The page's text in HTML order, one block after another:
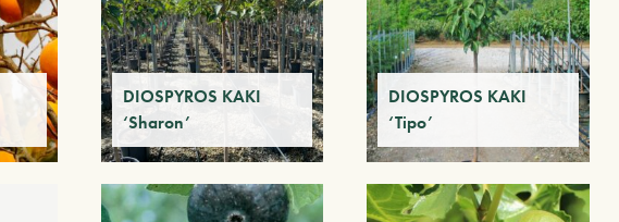
DIOSPYROS KAKI
‘Sharon’
DIOSPYROS KAKI
‘Tipo’